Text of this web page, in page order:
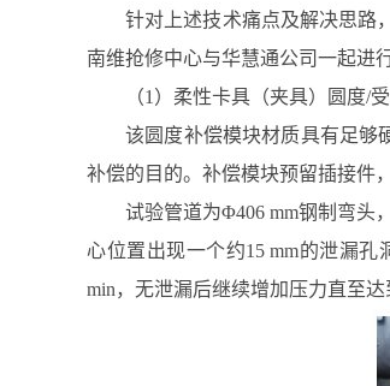
针对上述技术痛点及解决思路
南维抢修中心与华慧通公司一起进
（1）柔性卡具（夹具）圆度/
该圆度补偿模块材质具有足够
补偿的目的。补偿模块预留插接件
试验管道为Φ406 mm钢制弯头
心位置出现一个约15 mm的泄漏
min，无泄漏后继续增加压力直至达